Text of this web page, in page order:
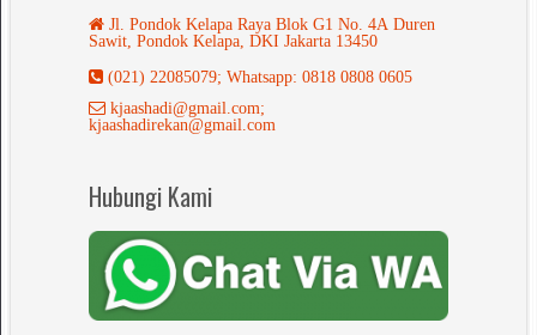
Jl. Pondok Kelapa Raya Blok G1 No. 4A Duren
Sawit, Pondok Kelapa, DKI Jakarta 13450
(021) 22085079; Whatsapp: 0818 0808 0605
kjaashadi@gmail.com;
kjaashadirekan@gmail.com
Hubungi Kami